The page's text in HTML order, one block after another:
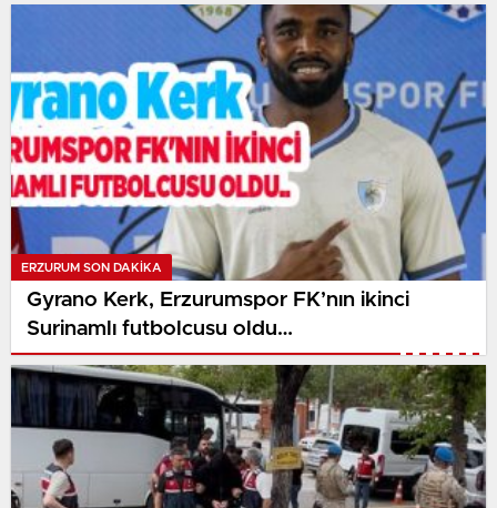
ERZURUM SON DAKİKA
Gyrano Kerk, Erzurumspor FK’nın ikinci
Surinamlı futbolcusu oldu…